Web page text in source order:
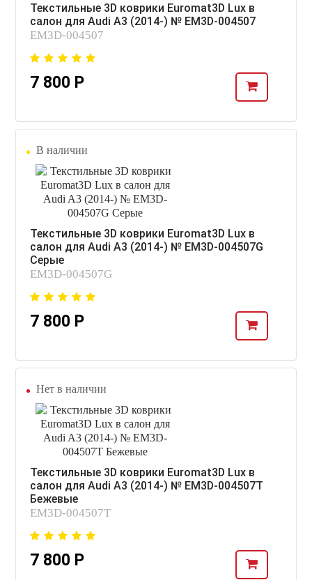
Текстильные 3D коврики Euromat3D Lux в
салон для Audi A3 (2014-) № EM3D-004507
EM3D-004507
7 800 Р
В наличии
Текстильные 3D коврики Euromat3D Lux в
салон для Audi A3 (2014-) № EM3D-004507G
Серые
EM3D-004507G
7 800 Р
Нет в наличии
Текстильные 3D коврики Euromat3D Lux в
салон для Audi A3 (2014-) № EM3D-004507T
Бежевые
EM3D-004507T
7 800 Р